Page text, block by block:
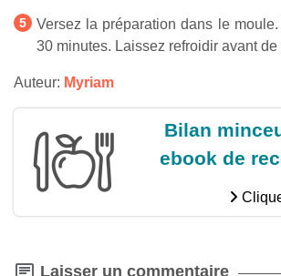
Versez la préparation dans le
30 minutes. Laissez refroidir avant de
Auteur: Myriam
Bilan
ebook de
Laisser un commentaire